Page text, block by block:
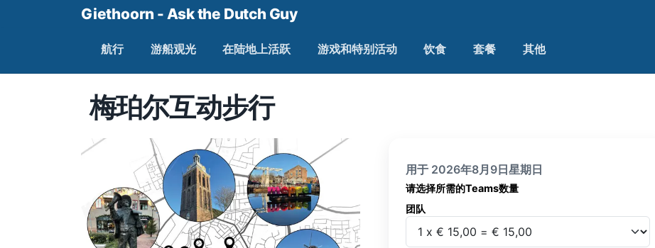
Giethoorn - Ask the Dutch Guy
航行 游船观光 在陆地上活跃 游戏和特别活动 饮食 套餐 其他
梅珀尔互动步行
用于 2026年8月9日星期日
请选择所需的Teams数量
团队